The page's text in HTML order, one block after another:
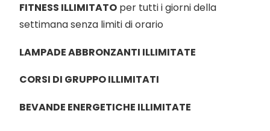
CONTATTI
Milano Missaglia
Lido di Camaiore
FITNESS ILLIMITATO per tutti i giorni della
settimana senza limiti di orario
LAMPADE ABBRONZANTI ILLIMITATE
CORSI DI GRUPPO ILLIMITATI
BEVANDE ENERGETICHE ILLIMITATE